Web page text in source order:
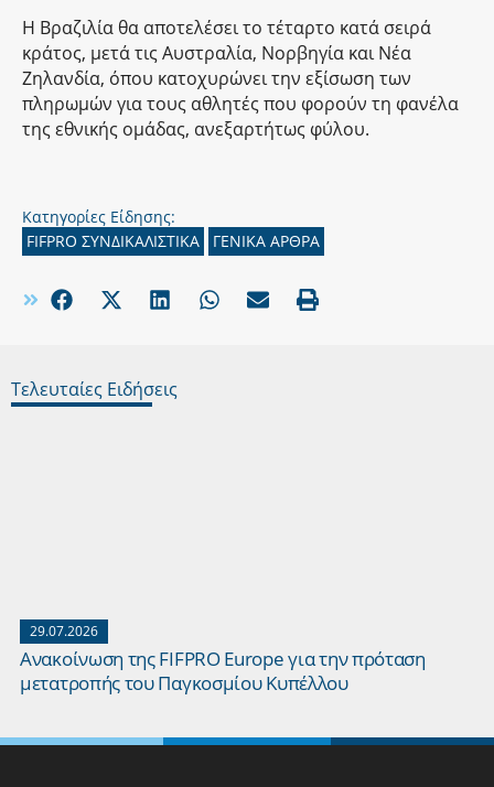
Η Βραζιλία θα αποτελέσει το τέταρτο κατά σειρά
κράτος, μετά τις Αυστραλία, Νορβηγία και Νέα
Ζηλανδία, όπου κατοχυρώνει την εξίσωση των
πληρωμών για τους αθλητές που φορούν τη φανέλα
της εθνικής ομάδας, ανεξαρτήτως φύλου.
Κατηγορίες Είδησης:
FIFPRO ΣΥΝΔΙΚΑΛΙΣΤΙΚΑ
ΓΕΝΙΚΑ ΑΡΘΡΑ
Τελευταίες Ειδήσεις
29.07.2026
Ανακοίνωση της FIFPRO Europe για την πρόταση
μετατροπής του Παγκοσμίου Κυπέλλου